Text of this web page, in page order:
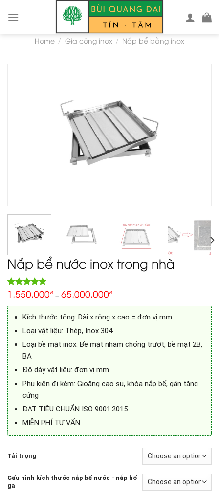
Home / Gia công inox / Nắp bể bằng inox
Nắp bể nước inox trong nhà
Rated5.00
out of 5
based on
1
customer
rating
1.550.000₫ – 65.000.000₫
Kích thước tổng: Dài x rộng x cao = đơn vị mm
Loại vật liệu: Thép, Inox 304
Loại bề mặt inox: Bề mặt nhám chống trượt, bề mặt 2B,
BA
Độ dày vật liệu: đơn vị mm
Phụ kiện đi kèm: Gioăng cao su, khóa nắp bể, gân tăng
cứng
ĐẠT TIÊU CHUẨN ISO 9001:2015
MIỄN PHÍ TƯ VẤN
Tải trọng
Cấu hình kích thước nắp bể nước - nắp hố
ga